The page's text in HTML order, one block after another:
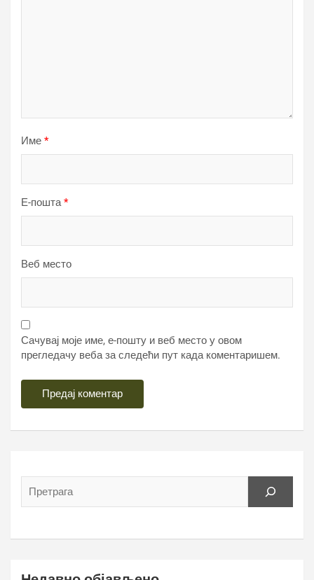
Име *
Е-пошта*
Веб место
Сачувај моје име, е-пошту и веб место у овом
прегледачу веба за следећи пут када коментаришем.